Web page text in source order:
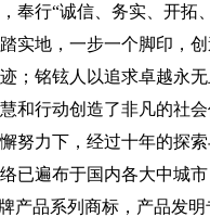
奉行“诚信、务实、开拓
实地，一步一个脚印，
；铭铉人以追求卓越永无
和行动创造了非凡的社
努力下，经过十年的探索
已遍布于国内各大中城
产品系列商标，产品发明